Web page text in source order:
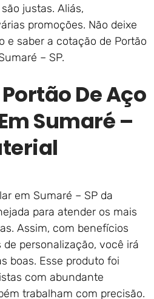
justas. Aliás,
promoções. Não deixe
e saber a cotação de Portão
– SP.
De Aço
Sumaré –
em Sumaré – SP da
para atender os mais
Assim, com benefícios
personalização, você irá
boas. Esse produto foi
com abundante
trabalham com precisão.